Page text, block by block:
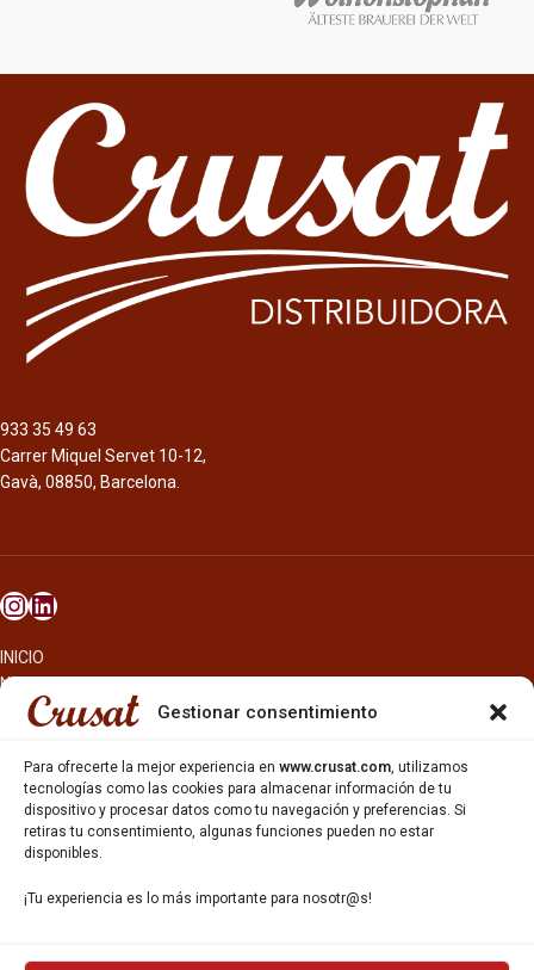
Gestionar consentimiento
Para ofrecerte la mejor experiencia en www.crusat.com, utilizamos
tecnologías como las cookies para almacenar información de tu
dispositivo y procesar datos como tu navegación y preferencias. Si
retiras tu consentimiento, algunas funciones pueden no estar
disponibles.
¡Tu experiencia es lo más importante para nosotr@s!
933 35 49 63
Carrer Miquel Servet 10-12,
Gavà, 08850, Barcelona.
INICIO
NOSOTROS
CERVEZAS
OTROS PRODUCTOS
REPARTO EN BARCELONA
HOSTELERÍA Y PEQUEÑA ALIMENTACIÓN
CARTAS DE CERVEZAS Y VINO
CATAS Y FORMACIONES
SERVICIO TÉCNICO